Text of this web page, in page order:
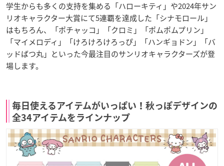
学生からも多くの支持を集める「ハローキティ」や2024年サン
リオキャラクター大賞にて5連覇を達成した「シナモロール」
はもちろん、「ポチャッコ」「クロミ」「ポムポムプリン」
「マイメロディ」「けろけろけろっぴ」「ハンギョドン」「バ
ッドばつ丸」といった今最注目のサンリオキャラクターズが登
場します。
毎日使えるアイテムがいっぱい！秋っぽデザインの
全34アイテムをラインナップ